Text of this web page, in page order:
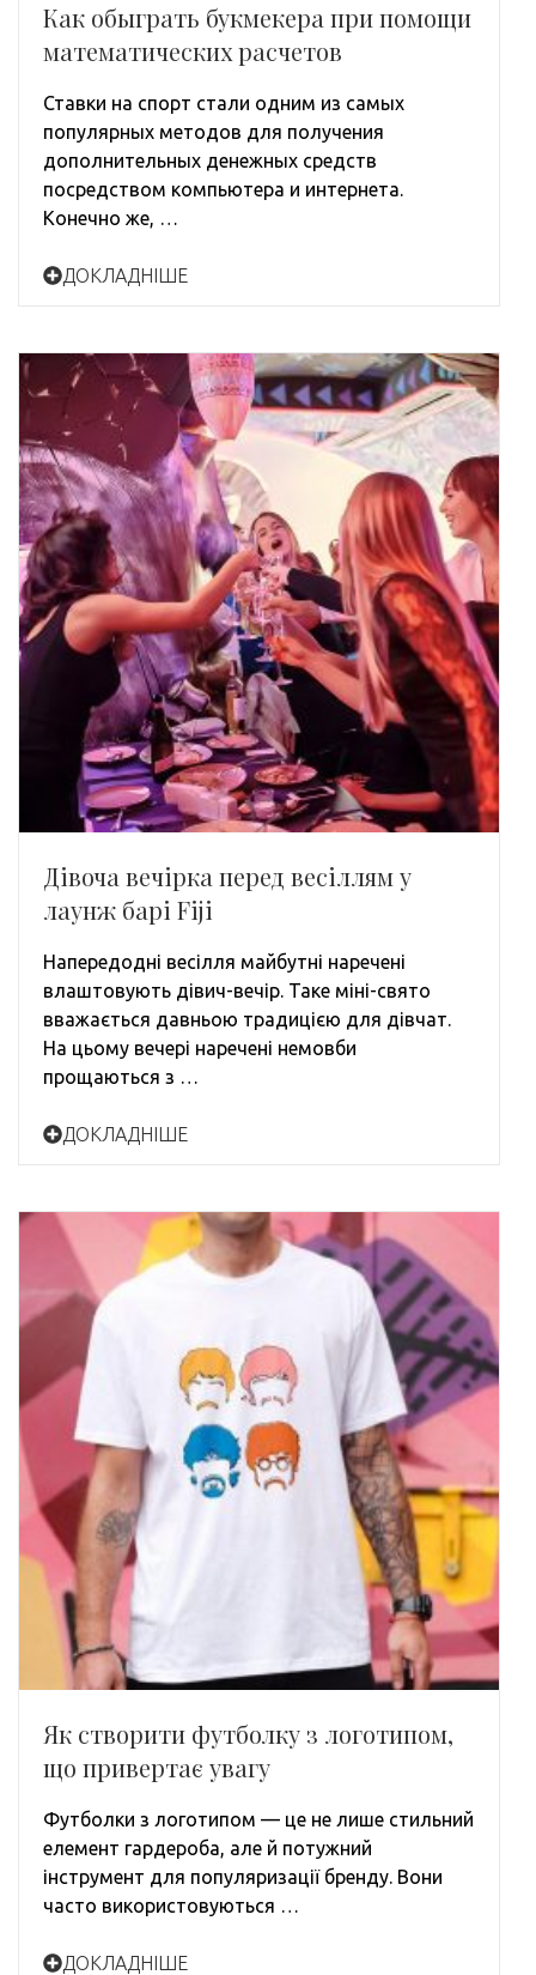
Как обыграть букмекера при помощи
математических расчетов
Ставки на спорт стали одним из самых
популярных методов для получения
дополнительных денежных средств
посредством компьютера и интернета.
Конечно же, …
ДОКЛАДНІШЕ
Дівоча вечірка перед весіллям у
лаунж барі Fiji
Напередодні весілля майбутні наречені
влаштовують дівич-вечір. Таке міні-свято
вважається давньою традицією для дівчат.
На цьому вечері наречені немовби
прощаються з …
ДОКЛАДНІШЕ
Як створити футболку з логотипом,
що привертає увагу
Футболки з логотипом — це не лише стильний
елемент гардероба, але й потужний
інструмент для популяризації бренду. Вони
часто використовуються …
ДОКЛАДНІШЕ